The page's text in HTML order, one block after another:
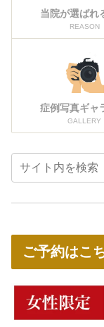
当院が選ばれ
REASON
症例写真ギャ
GALLERY
ご予約はこ